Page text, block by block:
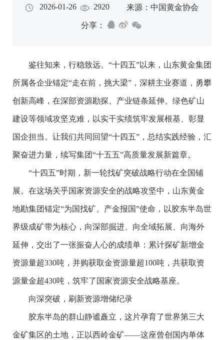
2026-01-26 2920 来源：中国黄金协会
分享：
鉴往知来，行稳致远。“十四五”以来，山东黄金集团
所属各企业锚定“走在前，挑大梁”，深耕主业赛道，勇攀
创新高峰，在深部资源勘探、产业链条延伸、绿色矿山
建设等领域攻坚克难，以实干实绩筑牢发展根基、彰显
国企担当。让我们共同回望“十四五”，总结实践经验，汇
聚奋进力量，续写集团“十五五”高质量发展新篇章。
“十四五”时期，新一轮找矿突破战略行动在全国铺
展。在这场关乎国家资源安全的战略攻坚中，山东黄金
地勘集团锚定“为国找矿、产金报国”使命，以胶东半岛世
界级成矿带为核心，向深部掘进、向全域拓展、向海外
延伸，交出了一张振奋人心的成绩单：累计探矿新增金
资源量超330吨，并购获取金资源量超100吨，共获取资
源量金超430吨，筑牢了国家资源安全战略基座。
向深突破，刷新资源增储纪录
胶东半岛的群山静谧矗立，这片孕育了世界第三大
金矿集区的土地，正以西岭金矿——这座曾创国内单体